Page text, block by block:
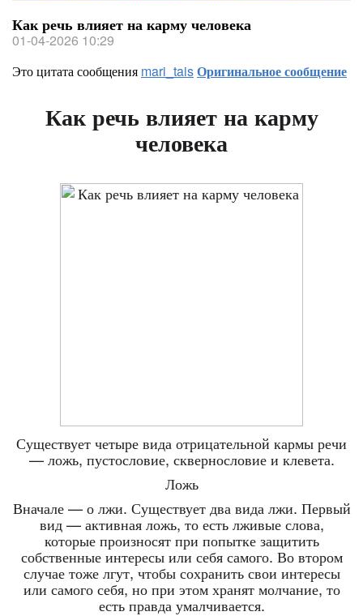
Как речь влияет на карму человека
01-04-2026 10:29
Это цитата сообщения mari_taisОригинальное сообщение
Как речь влияет на карму
человека
Существует четыре вида отрицательной кармы речи
— ложь, пустословие, сквернословие и клевета.
Ложь
Вначале — о лжи. Существует два вида лжи. Первый
вид — активная ложь, то есть лживые слова,
которые произносят при попытке защитить
собственные интересы или себя самого. Во втором
случае тоже лгут, чтобы сохранить свои интересы
или самого себя, но при этом хранят молчание, то
есть правда умалчивается.